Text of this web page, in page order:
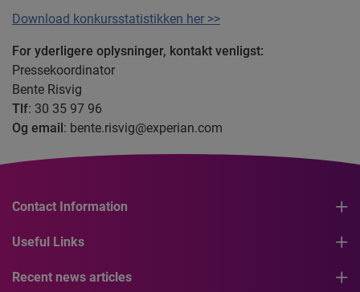
Download konkursstatistikken her >>
For yderligere oplysninger, kontakt venligst:
Pressekoordinator
Bente Risvig
Tlf: 30 35 97 96
Og email: bente.risvig@experian.com
Contact Information
Useful Links
Recent news articles